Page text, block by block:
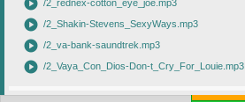
play_circle /2_rednex-cotton_eye_joe.mp3
play_circle /2_Shakin-Stevens_SexyWays.mp3
play_circle /2_va-bank-saundtrek.mp3
play_circle /2_Vaya_Con_Dios-Don-t_Cry_For_Louie.mp3